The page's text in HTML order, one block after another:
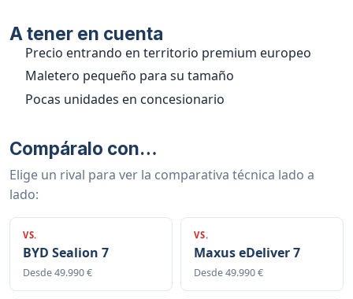
A tener en cuenta
Precio entrando en territorio premium europeo
Maletero pequeño para su tamaño
Pocas unidades en concesionario
Compáralo con…
Elige un rival para ver la comparativa técnica lado a
lado:
VS.
BYD Sealion 7
Desde 49.990 €
VS.
Maxus eDeliver 7
Desde 49.990 €